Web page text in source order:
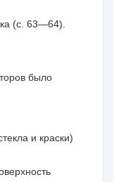
(с. 63—64).
было
и краски)